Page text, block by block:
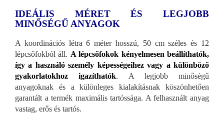
IDEÁLIS MÉRET ÉS LEGJOBB
MINŐSÉGŰ ANYAGOK
A koordinációs létra 6 méter hosszú, 50 cm széles és 12
lépcsőfokból áll. A lépcsőfokok kényelmesen beállíthatók,
így a használó személy képességeihez vagy a különböző
gyakorlatokhoz igazíthatók. A legjobb minőségű
anyagoknak és a különleges kialakításnak köszönhetően
garantált a termék maximális tartóssága. A felhasznált anyag
vastag, erős és tartós.